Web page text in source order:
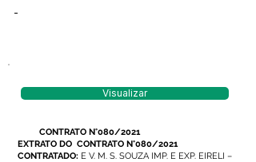
-
Visualizar
CONTRATO N°080/2021
EXTRATO DO CONTRATO N°080/2021
CONTRATADO: E V. M. S. SOUZA IMP. E EXP. EIRELI –